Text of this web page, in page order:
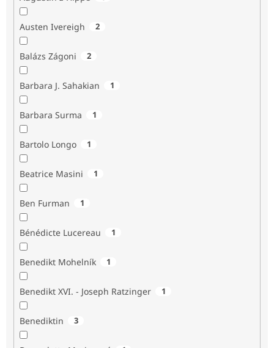
Austen Ivereigh 2
Balázs Zágoni 2
Barbara J. Sahakian 1
Barbara Surma 1
Bartolo Longo 1
Beatrice Masini 1
Ben Furman 1
Bénédicte Lucereau 1
Benedikt Mohelník 1
Benedikt XVI. - Joseph Ratzinger 1
Benediktin 3